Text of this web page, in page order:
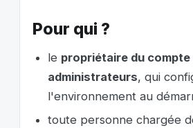
Pour qui ?
le propriétaire du compte
administrateurs, qui
l'environnement au
toute personne chargée